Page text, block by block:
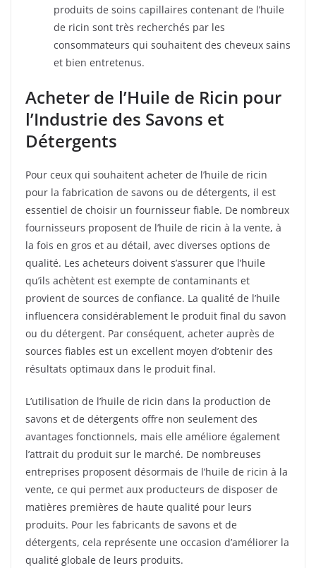
produits de soins capillaires contenant de l’huile
de ricin sont très recherchés par les
consommateurs qui souhaitent des cheveux sains
et bien entretenus.
Acheter de l’Huile de Ricin pour
l’Industrie des Savons et
Détergents
Pour ceux qui souhaitent acheter de l’huile de ricin
pour la fabrication de savons ou de détergents, il est
essentiel de choisir un fournisseur fiable. De nombreux
fournisseurs proposent de l’huile de ricin à la vente, à
la fois en gros et au détail, avec diverses options de
qualité. Les acheteurs doivent s’assurer que l’huile
qu’ils achètent est exempte de contaminants et
provient de sources de confiance. La qualité de l’huile
influencera considérablement le produit final du savon
ou du détergent. Par conséquent, acheter auprès de
sources fiables est un excellent moyen d’obtenir des
résultats optimaux dans le produit final.
L’utilisation de l’huile de ricin dans la production de
savons et de détergents offre non seulement des
avantages fonctionnels, mais elle améliore également
l’attrait du produit sur le marché. De nombreuses
entreprises proposent désormais de l’huile de ricin à la
vente, ce qui permet aux producteurs de disposer de
matières premières de haute qualité pour leurs
produits. Pour les fabricants de savons et de
détergents, cela représente une occasion d’améliorer la
qualité globale de leurs produits.